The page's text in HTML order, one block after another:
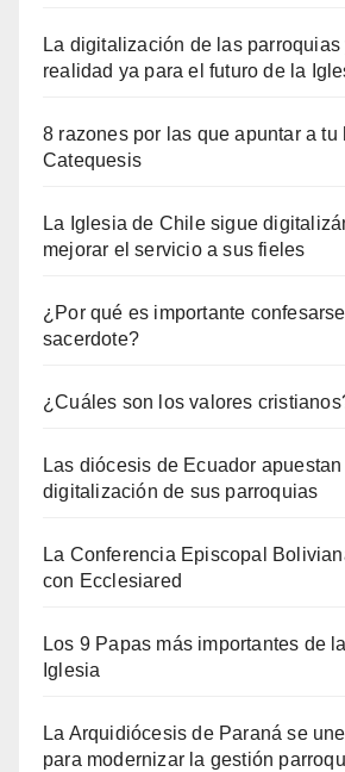
La digitalización de las
realidad ya para el futuro de la
8 razones por las que apuntar a tu
Catequesis
La Iglesia de Chile sigue
mejorar el servicio a sus fieles
¿Por qué es importante
sacerdote?
¿Cuáles son los valores
Las diócesis de Ecuador
digitalización de sus parroquias
La Conferencia Episcopal
con Ecclesiared
Los 9 Papas más importantes de
Iglesia
La Arquidiócesis de Paraná se
para modernizar la gestión